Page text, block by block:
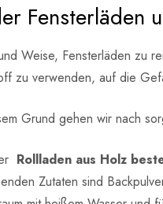
Fensterläden
Weise, Fensterläden zu
zu verwenden, auf die
Grund gehen wir nach
Rollladen aus Holz
Zutaten sind